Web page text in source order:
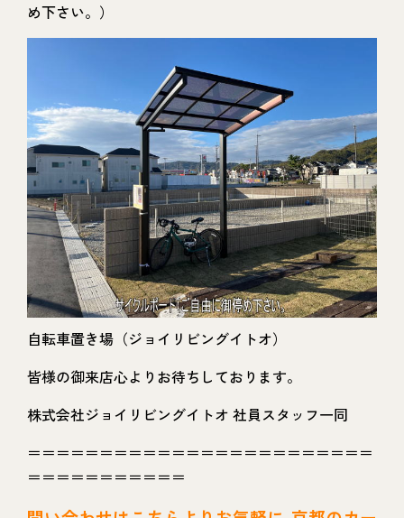
め下さい。）
自転車置き場（ジョイリビングイトオ）
皆様の御来店心よりお待ちしております。
株式会社ジョイリビングイトオ 社員スタッフ一同
＝＝＝＝＝＝＝＝＝＝＝＝＝＝＝＝＝＝＝＝＝＝＝＝
＝＝＝＝＝＝＝＝＝＝＝